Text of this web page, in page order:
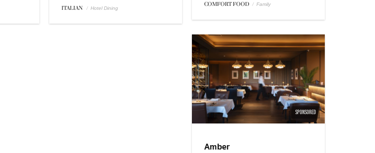
ITALIAN / Hotel Dining
COMFORT FOOD / Family
SPONSORED
Amber